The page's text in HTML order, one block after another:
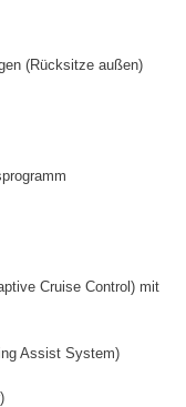
(Rücksitze außen)
Cruise Control) mit
Assist System)